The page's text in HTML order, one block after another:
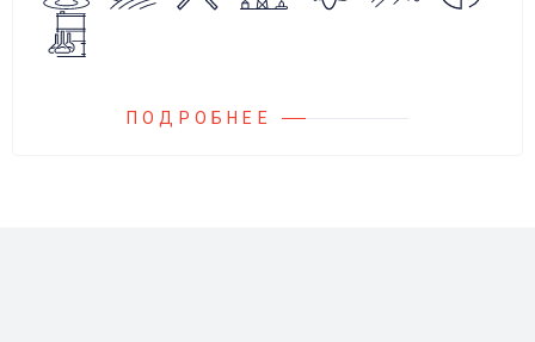
любыми насосами российских и
иностранных производителей.
ПОДРОБНЕЕ